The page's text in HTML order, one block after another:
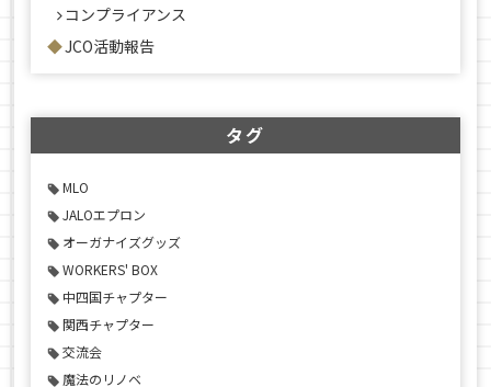
コンプライアンス
JCO活動報告
タグ
MLO
JALOエプロン
オーガナイズグッズ
WORKERS' BOX
中四国チャプター
関西チャプター
交流会
魔法のリノベ